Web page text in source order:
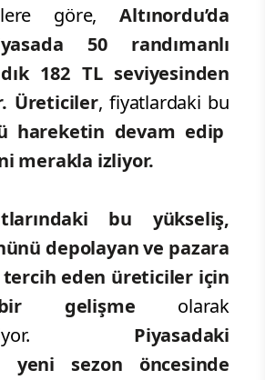
göre,Altınordu’da
50 randımanlı
182 TL seviyesinden
Üreticiler, fiyatlardaki bu
hareketin devam edip
merakla izliyor.
bu yükseliş,
depolayan ve pazara
eden üreticiler için
gelişme olarak
Piyasadaki
yeni sezon öncesinde